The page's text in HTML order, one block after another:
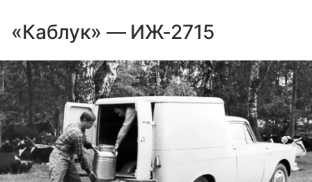
«Каблук» — ИЖ-2715